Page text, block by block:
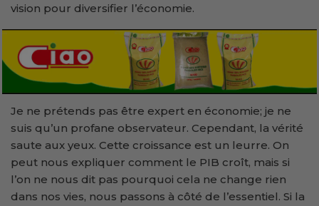
vision pour diversifier l’économie.
Je ne prétends pas être expert en économie; je ne
suis qu’un profane observateur. Cependant, la vérité
saute aux yeux. Cette croissance est un leurre. On
peut nous expliquer comment le PIB croît, mais si
l’on ne nous dit pas pourquoi cela ne change rien
dans nos vies, nous passons à côté de l’essentiel. Si la